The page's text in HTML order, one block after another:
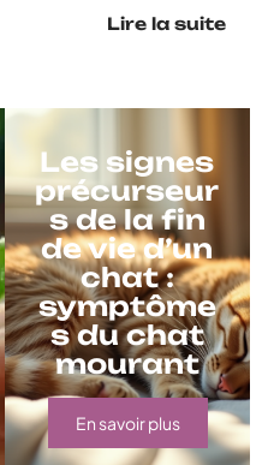
Lire la suite
Les signes
précurseur
s de la fin
de vie d’un
chat :
symptôme
s du chat
mourant
En savoir plus